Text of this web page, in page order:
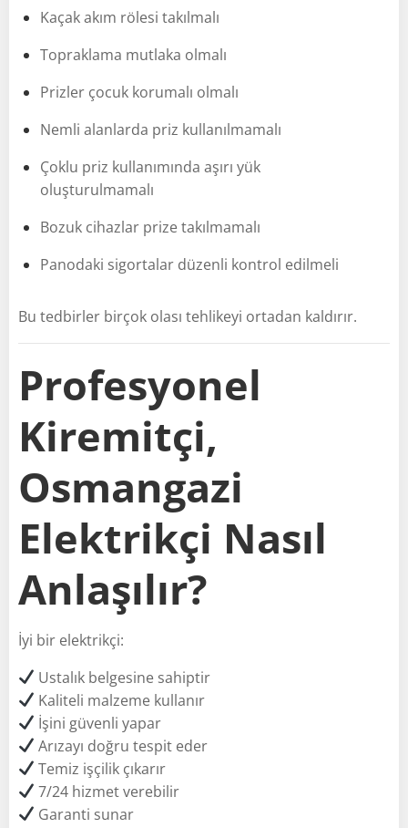
Kaçak akım rölesi takılmalı
Topraklama mutlaka olmalı
Prizler çocuk korumalı olmalı
Nemli alanlarda priz kullanılmamalı
Çoklu priz kullanımında aşırı yük
oluşturulmamalı
Bozuk cihazlar prize takılmamalı
Panodaki sigortalar düzenli kontrol edilmeli
Bu tedbirler birçok olası tehlikeyi ortadan kaldırır.
Profesyonel
Kiremitçi,
Osmangazi
Elektrikçi Nasıl
Anlaşılır?
İyi bir elektrikçi:
Ustalık belgesine sahiptir
Kaliteli malzeme kullanır
İşini güvenli yapar
Arızayı doğru tespit eder
Temiz işçilik çıkarır
7/24 hizmet verebilir
Garanti sunar